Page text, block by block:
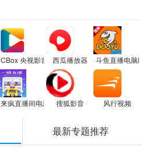
CBox 央视影音 西瓜播放器 斗鱼直播电脑版
来疯直播间电脑版搜狐影音 风行视频
最新专题推荐